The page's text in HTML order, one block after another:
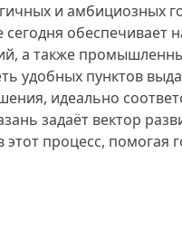
и амбициозных
обеспечивает
а также
удобных пунктов
идеально
задаёт вектор
процесс, помогая